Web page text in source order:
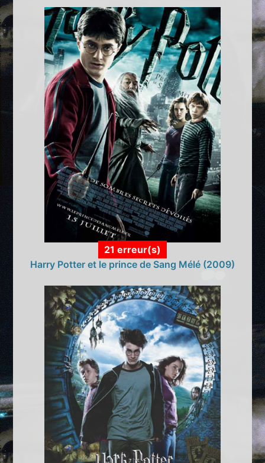
21 erreur(s)
Harry Potter et le prince de Sang Mélé (2009)